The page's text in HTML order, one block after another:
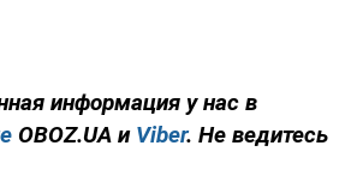
информация у нас в
OBOZ.UA и Viber. Не ведитесь